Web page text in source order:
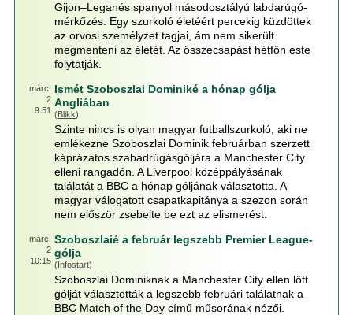
Gijon–Leganés spanyol másodosztályú labdarúgó-
mérkőzés. Egy szurkoló életéért percekig küzdöttek
az orvosi személyzet tagjai, ám nem sikerült
megmenteni az életét. Az összecsapást hétfőn este
folytatják.
márc.
2
9:51
Ismét Szoboszlai Dominiké a hónap gólja
Angliában
(Blikk)
Szinte nincs is olyan magyar futballszurkoló, aki ne
emlékezne Szoboszlai Dominik februárban szerzett
káprázatos szabadrúgásgóljára a Manchester City
elleni rangadón. A Liverpool középpályásának
találatát a BBC a hónap góljának választotta. A
magyar válogatott csapatkapitánya a szezon során
nem először zsebelte be ezt az elismerést.
márc.
2
10:15
Szoboszlaié a február legszebb Premier League-
gólja
(Infostart)
Szoboszlai Dominiknak a Manchester City ellen lőtt
gólját választották a legszebb februári találatnak a
BBC Match of the Day című műsorának nézői.